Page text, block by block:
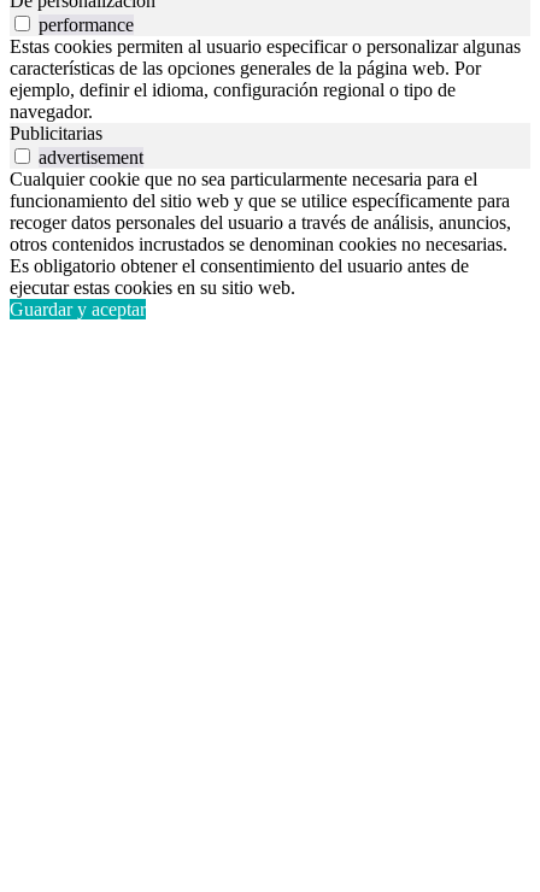
performance
Estas cookies permiten al usuario especificar o personalizar algunas
características de las opciones generales de la página web. Por
ejemplo, definir el idioma, configuración regional o tipo de
navegador.
Publicitarias
advertisement
Cualquier cookie que no sea particularmente necesaria para el
funcionamiento del sitio web y que se utilice específicamente para
recoger datos personales del usuario a través de análisis, anuncios,
otros contenidos incrustados se denominan cookies no necesarias.
Es obligatorio obtener el consentimiento del usuario antes de
ejecutar estas cookies en su sitio web.
Guardar y aceptar